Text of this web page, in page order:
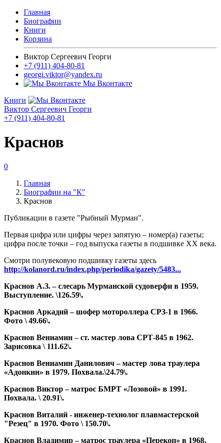
Главная
Биографии
Книги
Корзина
Виктор Сергеевич Георги
+7 (911) 404-80-81
georgi.viktor@yandex.ru
Мы Вконтакте
Книги
Виктор Сергеевич Георги
+7 (911) 404-80-81
Краснов
0
Главная
Биографии на "К"
Краснов
Публикации в газете "Рыбный Мурман".
Первая цифра или цифры через запятую – номер(а) газеты;
цифра после точки – год выпуска газеты в подшивке ХХ века.
Смотри полувековую подшивку газеты здесь
http://kolanord.ru/index.php/periodika/gazety/5483...
Краснов А.З. – слесарь Мурманской судоверфи в 1959.
Выступление. \126.59\.
Краснов Аркадий – шофер мотороллера СРЗ-1 в 1966.
Фото \ 49.66\.
Краснов Вениамин – ст. мастер лова СРТ-845 в 1962.
Зарисовка \ 111.62\.
Краснов Вениамин Данилович – мастер лова траулера
«Адонкин» в 1979. Похвала.\24.79\.
Краснов Виктор – матрос БМРТ «Лозовой» в 1991.
Похвала. \ 20.91\.
Краснов Виталий - инженер-технолог плавмастерской
"Резец" в 1970. Фото \ 150.70\.
Краснов Владимир – матрос траулера «Перекоп» в 1968.